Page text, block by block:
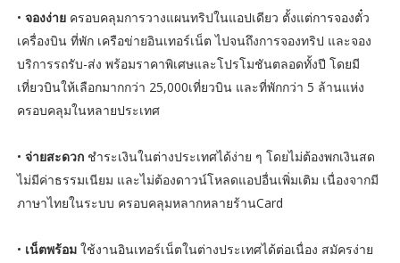
• จองง่ายครอบคลุมการวางแผนทริปในแอปเดียว ตั้งแต่การจองตั๋ว
เครื่องบิน ที่พัก เครือข่ายอินเทอร์เน็ต ไปจนถึงการจองทริป และจอง
บริการรถรับ-ส่ง พร้อมราคาพิเศษและโปรโมชันตลอดทั้งปี โดยมี
เที่ยวบินให้เลือกมากกว่า 25,000เที่ยวบิน และที่พักกว่า 5 ล้านแห่ง
ครอบคลุมในหลายประเทศ
• จ่ายสะดวก ชำระเงินในต่างประเทศได้ง่าย ๆ โดยไม่ต้องพกเงินสด
ไม่มีค่าธรรมเนียม และไม่ต้องดาวน์โหลดแอปอื่นเพิ่มเติม เนื่องจากมี
ภาษาไทยในระบบ ครอบคลุมหลากหลายร้านCard
• เน็ตพร้อมใช้งานอินเทอร์เน็ตในต่างประเทศได้ต่อเนื่อง สมัครง่าย